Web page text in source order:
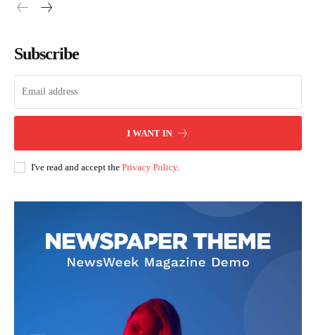
Subscribe
I WANT IN
I've read and accept the Privacy Policy.